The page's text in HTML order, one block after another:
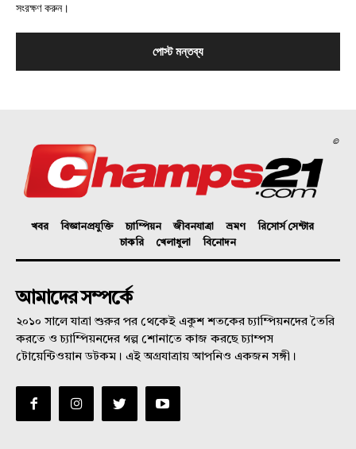
সংরক্ষণ করুন।
©
খবর বিজ্ঞানপ্রযুক্তি চ্যাম্পিয়ন জীবনযাত্রা ভ্রমণ
রিসোর্স সেন্টার
চাকরি
খেলাধুলা বিনোদন
আমাদের সম্পর্কে
২০১০ সালে যাত্রা শুরুর পর থেকেই একুশ শতকের চ্যাম্পিয়নদের তৈরি
করতে ও চ্যাম্পিয়নদের গল্প শোনাতে কাজ করছে চ্যাম্পস
টোয়েন্টিওয়ান ডটকম। এই অগ্রযাত্রায় আপনিও একজন সঙ্গী।